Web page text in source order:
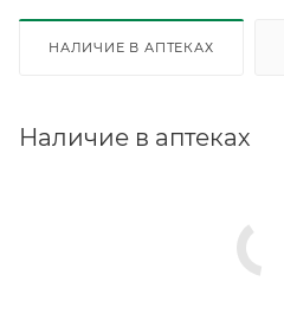
НАЛИЧИЕ В АПТЕКАХ
Наличие в аптеках